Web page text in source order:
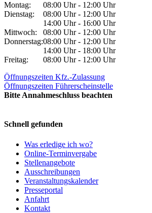
Montag:
08:00 Uhr - 12:00 Uhr
Dienstag:
08:00 Uhr - 12:00 Uhr
14:00 Uhr - 16:00 Uhr
Mittwoch:
08:00 Uhr - 12:00 Uhr
Donnerstag:08:00 Uhr - 12:00 Uhr
14:00 Uhr - 18:00 Uhr
Freitag:
08:00 Uhr - 12:00 Uhr
Öffnungszeiten Kfz.-Zulassung
Öffnungszeiten Führerscheinstelle
Bitte Annahmeschluss beachten
Schnell gefunden
Was erledige ich wo?
Online-Terminvergabe
Stellenangebote
Ausschreibungen
Veranstaltungskalender
Presseportal
Anfahrt
Kontakt